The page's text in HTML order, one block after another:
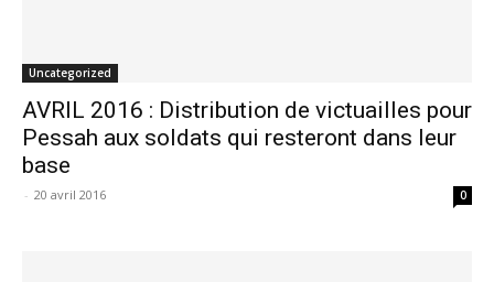
Uncategorized
AVRIL 2016 : Distribution de victuailles pour
Pessah aux soldats qui resteront dans leur
base
- 20 avril 2016 0